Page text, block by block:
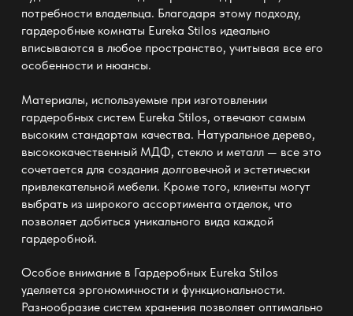
потребности владельца. Благодаря этому подходу,
гардеробные комнаты Eureka Stilos идеально
вписываются в любое пространство, учитывая все его
особенности и нюансы.
Материалы, используемые при изготовлении
гардеробных систем Eureka Stilos, отвечают самым
высоким стандартам качества. Натуральное дерево,
высококачественный МДФ, стекло и металл — все это
сочетается для создания долговечной и эстетически
привлекательной мебели. Кроме того, клиенты могут
выбрать из широкого ассортимента отделок, что
позволяет добиться уникального вида каждой
гардеробной.
Особое внимание в Гардеробных Eureka Stilos
уделяется эргономичности и функциональности.
Разнообразие систем хранения позволяет оптимально